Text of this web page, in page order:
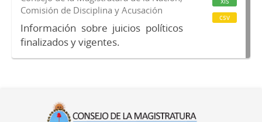
Comisión de Disciplina y Acusación
Información sobre juicios políticos
finalizados y vigentes.
csv